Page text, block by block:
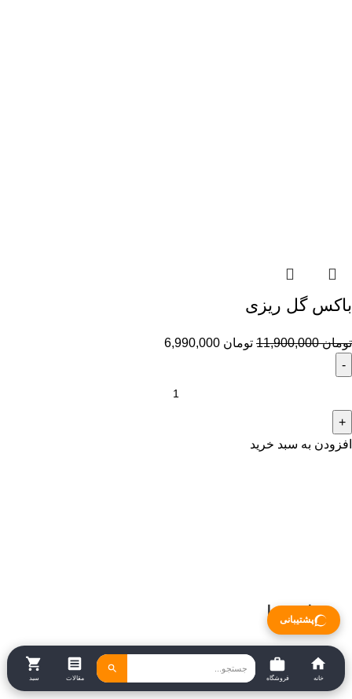
باکس گل ریزی
تومان11,900,000 تومان
افزودن به سبد خرید
درباره ما
پشتیبانی
خانه فروشگاه مقالات سبد